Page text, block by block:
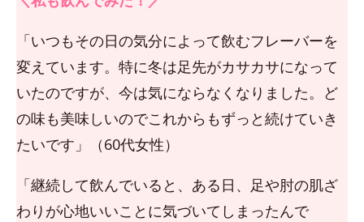
「いつもその日の気分によって飲むフレーバーを
変えています。特に冬は足先がカサカサになって
いたのですが、今は気にならなくなりました。ど
の味も美味しいのでこれからもずっと続けていき
たいです」（60代女性）
「継続して飲んでいると、ある日、足や肘の肌ざ
わりが心地いいことに気づいてしまったんで